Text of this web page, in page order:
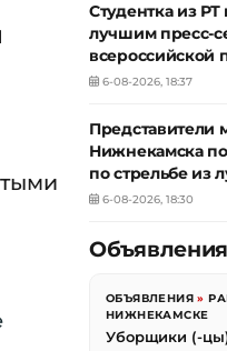
Студентка из
лучшим пресс-
всероссийской
6-08-2026, 18:37
Представители
Нижнекамска
по стрельбе из
6-08-2026, 18:30
Объявления
ОБЪЯВЛЕНИЯ »
НИЖНЕКАМСКЕ
Уборщики (-